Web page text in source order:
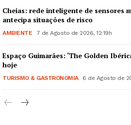
Cheias: rede inteligente de sensores
antecipa situações de risco
AMBIENTE 7 de Agosto de 2026, 12:19h
Espaço Guimarães: ‘The Golden
hoje
TURISMO & GASTRONOMIA 6 de Agosto de